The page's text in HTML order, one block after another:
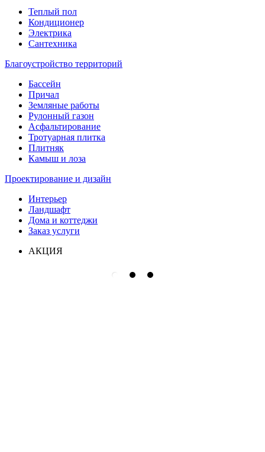
Теплый пол
Кондиционер
Электрика
Сантехника
Благоустройство территорий
Бассейн
Причал
Земляные работы
Рулонный газон
Асфальтирование
Тротуарная плитка
Плитняк
Камыш и лоза
Проектирование и дизайн
Интерьер
Ландшафт
Дома и коттеджи
Заказ услуги
АКЦИЯ